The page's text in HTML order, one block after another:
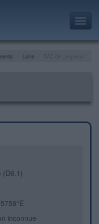
Loire
(D6.1)
inconnue